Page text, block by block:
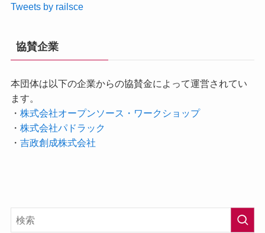
Tweets by railsce
協賛企業
本団体は以下の企業からの協賛金によって運営されてい
ます。
・ 株式会社オープンソース・ワークショップ
・ 株式会社パドラック
・ 吉政創成株式会社